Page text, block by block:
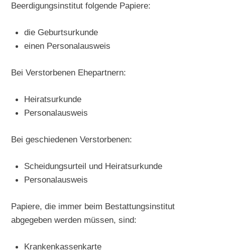
Beerdigungsinstitut folgende Papiere:
die Geburtsurkunde
einen Personalausweis
Bei Verstorbenen Ehepartnern:
Heiratsurkunde
Personalausweis
Bei geschiedenen Verstorbenen:
Scheidungsurteil und Heiratsurkunde
Personalausweis
Papiere, die immer beim Bestattungsinstitut
abgegeben werden müssen, sind:
Krankenkassenkarte